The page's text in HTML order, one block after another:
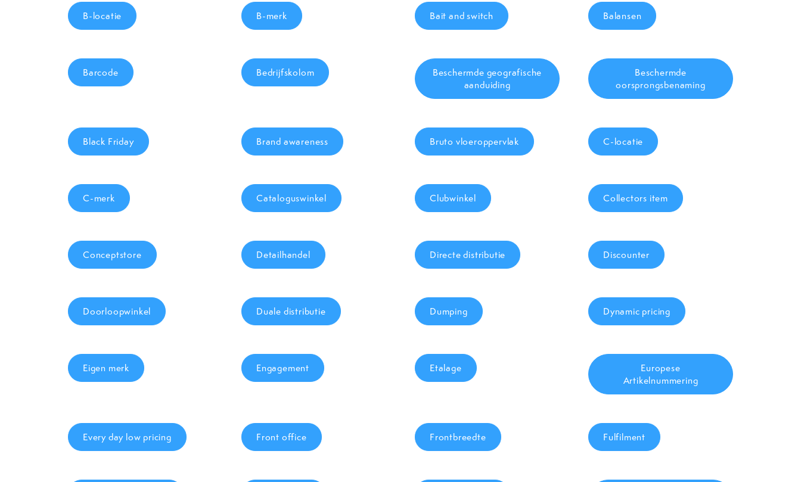
B-locatie B-merk Bait and switch Balansen
Barcode Bedrijfskolom
Beschermde geografische
aanduiding
Beschermde
oorsprongsbenaming
Black Friday Brand awareness Bruto vloeroppervlak C-locatie
C-merk Cataloguswinkel Clubwinkel Collectors item
Conceptstore Detailhandel Directe distributie Discounter
Doorloopwinkel Duale distributie Dumping Dynamic pricing
Eigen merk Engagement Etalage
Europese
Artikelnummering
Every day low pricing Front office Frontbreedte Fulfilment